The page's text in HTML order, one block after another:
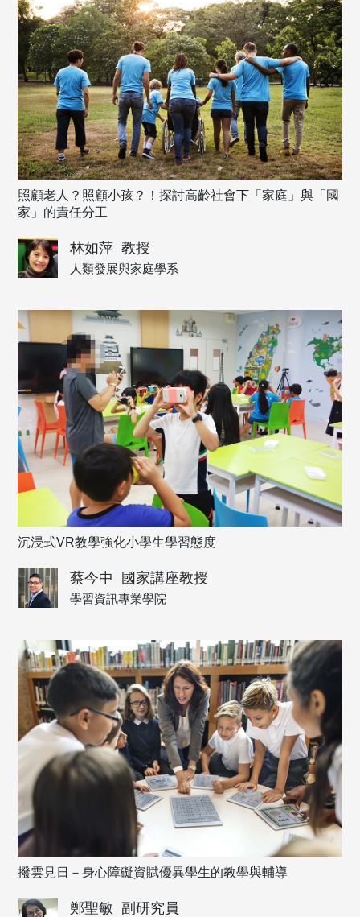
照顧老人？照顧小孩？！探討高齡社會下「家庭」與「國
家」的責任分工
林如萍 教授
人類發展與家庭學系
沉浸式VR教學強化小學生學習態度
蔡今中 國家講座教授
學習資訊專業學院
撥雲見日－身心障礙資賦優異學生的教學與輔導
鄭聖敏 副研究員